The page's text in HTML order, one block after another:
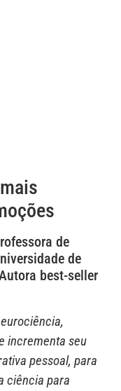
de
de
best-seller
incrementa seu
pessoal, para
ciência para